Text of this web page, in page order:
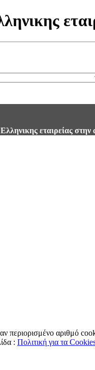
εταιρείας στην
περιορισμένο αριθμό
: Πολιτική για τα